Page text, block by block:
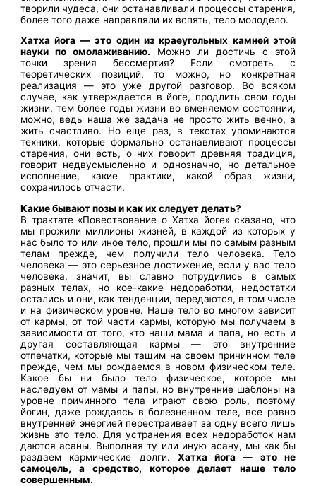
творили чудеса, они останавливали процессы старения,
более того даже направляли их вспять, тело молодело.
Хатха йога — это один из краеугольных камней этой
науки по омолаживанию. Можно ли достичь с этой
точки зрения бессмертия? Если смотреть с
теоретических позиций, то можно, но конкретная
реализация — это уже другой разговор. Во всяком
случае, как утверждается в йоге, продлить свои годы
жизни, тем более годы жизни во вменяемом состоянии,
можно, ведь наша же задача не просто жить вечно, а
жить счастливо. Но еще раз, в текстах упоминаются
техники, которые формально останавливают процессы
старения, они есть, о них говорит древняя традиция,
говорит недвусмысленно и однозначно, но детальное
исполнение, какие практики, какой образ жизни,
сохранилось отчасти.
Какие бывают позы и как их следует делать?
В трактате «Повествование о Хатха йоге» сказано, что
мы прожили миллионы жизней, в каждой из которых у
нас было то или иное тело, прошли мы по самым разным
телам прежде, чем получили тело человека. Тело
человека — это серьезное достижение, если у вас тело
человека, значит, вы славно потрудились в самых
разных телах, но кое-какие недоработки, недостатки
остались и они, как тенденции, передаются, в том числе
и на физическом уровне. Наше тело во многом зависит
от кармы, от той части кармы, которую мы получаем в
зависимости от того, кто наши мама и папа, но есть и
другая составляющая кармы — это внутренние
отпечатки, которые мы тащим на своем причинном теле
прежде, чем мы рождаемся в новом физическом теле.
Какое бы ни было тело физическое, которое мы
наследуем от мамы и папы, но внутренние шаблоны на
уровне причинного тела играют свою роль, поэтому
йогин, даже рождаясь в болезненном теле, все равно
внутренней энергией перестраивает за одну всего лишь
жизнь это тело. Для устранения всех недоработок нам
даются асаны. Выполняя ту или иную асану, мы как бы
раздаем кармические долги. Хатха йога — это не
самоцель, а средство, которое делает наше тело
совершенным.